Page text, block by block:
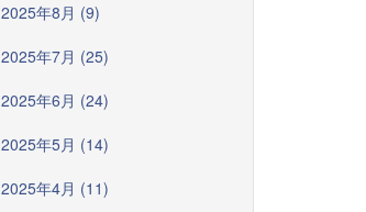
2025年8月 (9)
2025年7月 (25)
2025年6月 (24)
2025年5月 (14)
2025年4月 (11)